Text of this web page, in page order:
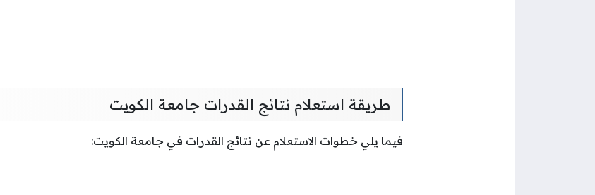
طريقة استعلام نتائج القدرات جامعة الكويت
فيما يلي خطوات الاستعلام عن نتائج القدرات في جامعة الكويت: